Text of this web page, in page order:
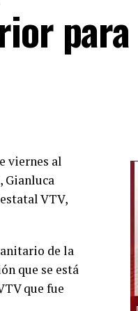
para
viernes al
Gianluca
VTV,
de la
que se está
que fue